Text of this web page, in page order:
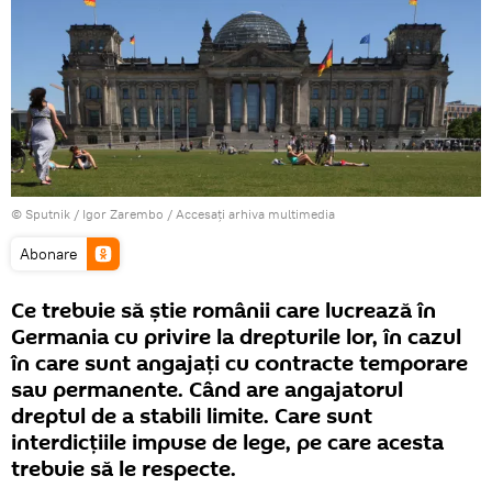
© Sputnik / Igor Zarembo / Accesați arhiva multimedia
Abonare
Ce trebuie să ştie românii care lucrează în
Germania cu privire la drepturile lor, în cazul
în care sunt angajaţi cu contracte temporare
sau permanente. Când are angajatorul
dreptul de a stabili limite. Care sunt
interdicţiile impuse de lege, pe care acesta
trebuie să le respecte.